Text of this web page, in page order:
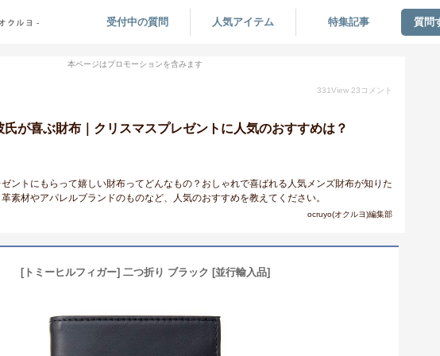
受付中の質問 人気アイテム 特集記事 質問
本ページはプロモーションを含みます
331View 23 コメント
氏が喜ぶ財布｜クリスマスプレゼントに人気のおすすめは？
ントにもらって嬉しい財布ってどんなもの？おしゃれで喜ばれる人気メンズ財布が知りた
素材やアパレルブランドのものなど、人気のおすすめを教えてください。
ocruyo(オクルヨ)編集部
[トミーヒルフィガー] 二つ折り ブラック [並行輸入品]